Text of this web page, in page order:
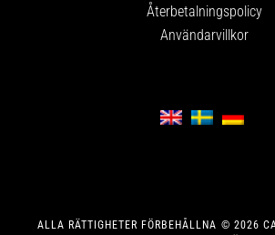
Återbetalningspolicy
Användarvillkor
ALLA RÄTTIGHETER FÖRBEHÅLLNA © 2026